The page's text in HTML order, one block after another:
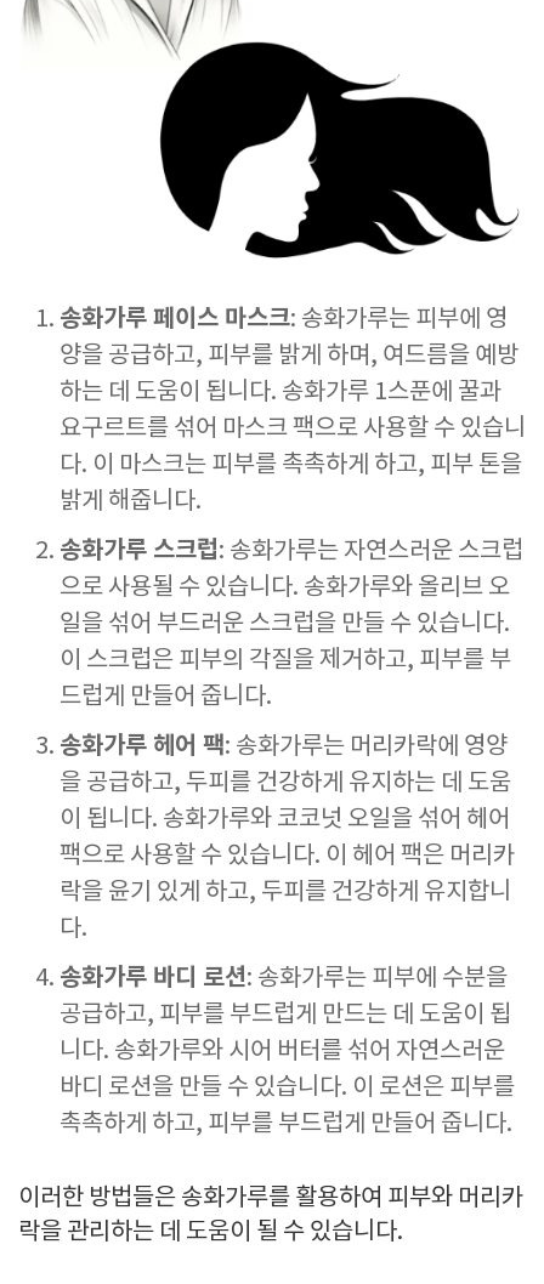
송화가루 페이스 마스크: 송화가루는 피부에 영
양을 공급하고, 피부를 밝게 하며, 여드름을 예방
하는 데 도움이 됩니다. 송화가루 1스푼에 꿀과
요구르트를 섞어 마스크 팩으로 사용할 수 있습니
다. 이 마스크는 피부를 촉촉하게 하고, 피부 톤을
밝게 해줍니다.
송화가루 스크럽: 송화가루는 자연스러운 스크럽
으로 사용될 수 있습니다. 송화가루와 올리브 오
일을 섞어 부드러운 스크럽을 만들 수 있습니다.
이 스크럽은 피부의 각질을 제거하고, 피부를 부
드럽게 만들어 줍니다.
송화가루 헤어 팩: 송화가루는 머리카락에 영양
을 공급하고, 두피를 건강하게 유지하는 데 도움
이 됩니다. 송화가루와 코코넛 오일을 섞어 헤어
팩으로 사용할 수 있습니다. 이 헤어 팩은 머리카
락을 윤기 있게 하고, 두피를 건강하게 유지합니
다.
송화가루 바디 로션: 송화가루는 피부에 수분을
공급하고, 피부를 부드럽게 만드는 데 도움이 됩
니다. 송화가루와 시어 버터를 섞어 자연스러운
바디 로션을 만들 수 있습니다. 이 로션은 피부를
촉촉하게 하고, 피부를 부드럽게 만들어 줍니다.
이러한 방법들은 송화가루를 활용하여 피부와 머리카
락을 관리하는 데 도움이 될 수 있습니다.